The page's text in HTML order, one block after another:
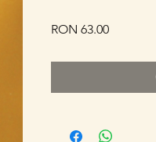
RON 63.00Price